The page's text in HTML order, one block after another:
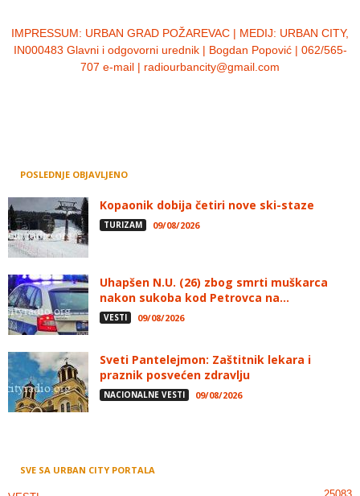
IMPRESSUM: URBAN GRAD POŽAREVAC | MEDIJ: URBAN CITY,
IN000483 Glavni i odgovorni urednik | Bogdan Popović | 062/565-
707 e-mail | radiourbancity@gmail.com
POSLEDNJE OBJAVLJENO
Kopaonik dobija četiri nove ski-staze
TURIZAM 09/08/2026
Uhapšen N.U. (26) zbog smrti muškarca
nakon sukoba kod Petrovca na...
VESTI 09/08/2026
Sveti Pantelejmon: Zaštitnik lekara i
praznik posvećen zdravlju
NACIONALNE VESTI 09/08/2026
SVE SA URBAN CITY PORTALA
25083